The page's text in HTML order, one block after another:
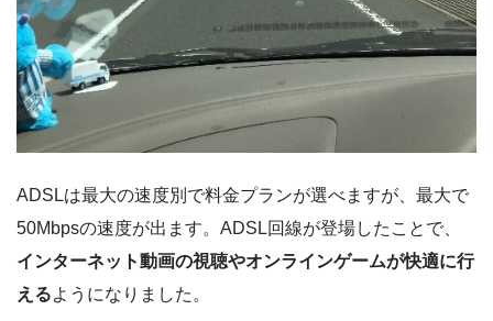
ADSLは最大の速度別で料金プランが選べますが、最大で
50Mbpsの速度が出ます。ADSL回線が登場したことで、
インターネット動画の視聴やオンラインゲームが快適に行
えるようになりました。